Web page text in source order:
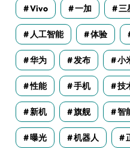
Vivo 一加 三
人工智能 体验
华为 发布 小
性能 手机 技
新机 旗舰 智
曝光 机器人